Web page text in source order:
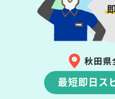
秋田県
最短即日ス